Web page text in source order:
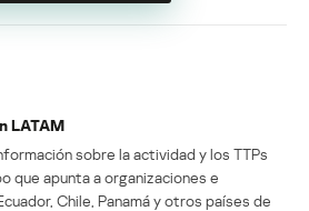
LATAM
sobre la actividad y los TTPs
que apunta a organizaciones e
Chile, Panamá y otros países de